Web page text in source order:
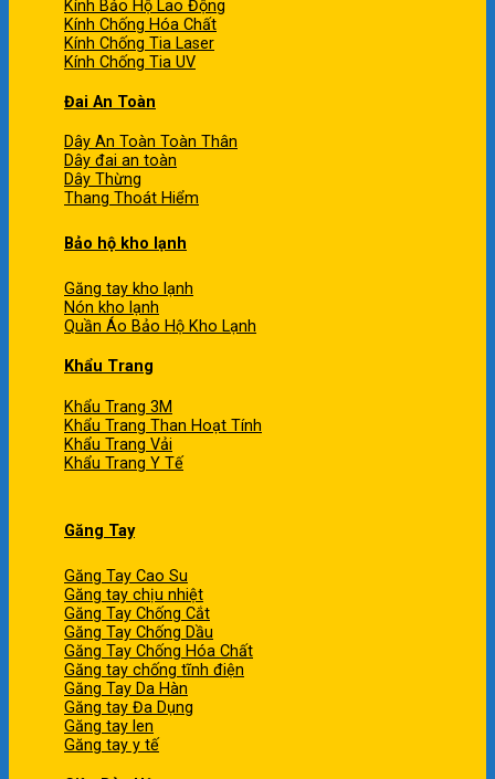
Kính Bảo Hộ Lao Động
Kính Chống Hóa Chất
Kính Chống Tia Laser
Kính Chống Tia UV
Đai An Toàn
Dây An Toàn Toàn Thân
Dây đai an toàn
Dây Thừng
Thang Thoát Hiểm
Bảo hộ kho lạnh
Găng tay kho lạnh
Nón kho lạnh
Quần Áo Bảo Hộ Kho Lạnh
Khẩu Trang
Khẩu Trang 3M
Khẩu Trang Than Hoạt Tính
Khẩu Trang Vải
Khẩu Trang Y Tế
Găng Tay
Găng Tay Cao Su
Găng tay chịu nhiệt
Găng Tay Chống Cắt
Găng Tay Chống Dầu
Găng Tay Chống Hóa Chất
Găng tay chống tĩnh điện
Găng Tay Da Hàn
Găng tay Đa Dụng
Găng tay len
Găng tay y tế